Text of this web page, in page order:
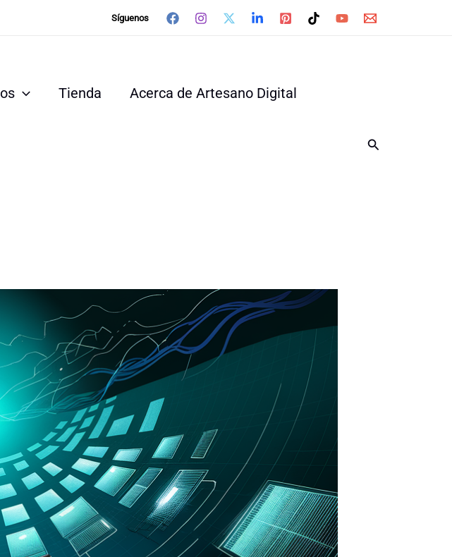
Síguenos
Tienda Acerca de Artesano Digital
Buscar